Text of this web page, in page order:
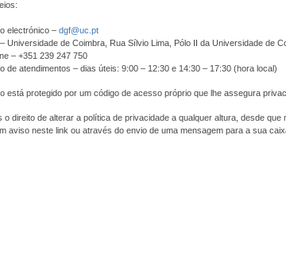
electrónico – dgf@uc.pt
Universidade de Coimbra, Rua Sílvio Lima, Pólo II da Universidade de
– +351 239 247 750
de atendimentos – dias úteis: 9:00 – 12:30 e 14:30 – 17:30 (hora local)
está protegido por um código de acesso próprio que lhe assegura
o direito de alterar a política de privacidade a qualquer altura, desde que
aviso neste link ou através do envio de uma mensagem para a sua